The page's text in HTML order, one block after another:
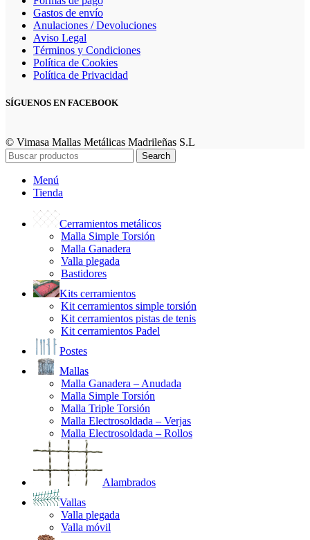
Gastos de envío
Anulaciones / Devoluciones
Aviso Legal
Términos y Condiciones
Política de Cookies
Política de Privacidad
SÍGUENOS EN FACEBOOK
© Vimasa Mallas Metálicas Madrileñas S.L
Search
Menú
Tienda
Cerramientos metálicos
Malla Simple Torsión
Malla Ganadera
Valla plegada
Bastidores
Kits cerramientos
Kit cerramientos simple torsión
Kit cerramientos pistas de tenis
Kit cerramientos Padel
Postes
Mallas
Malla Ganadera – Anudada
Malla Simple Torsión
Malla Triple Torsión
Malla Electrosoldada – Verjas
Malla Electrosoldada – Rollos
Alambrados
Vallas
Valla plegada
Valla móvil